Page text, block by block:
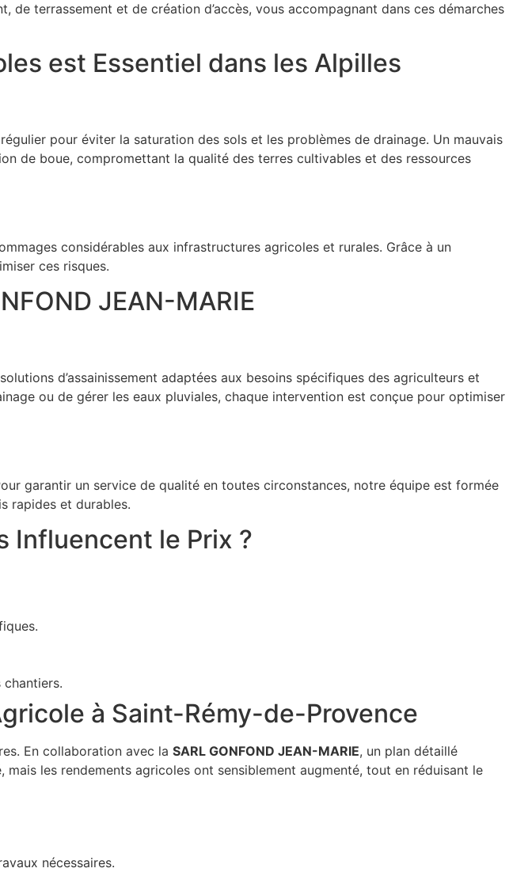
terrassement et de création d’accès, vous accompagnant dans ces démarches
est Essentiel dans les Alpilles
pour éviter la saturation des sols et les problèmes de drainage. Un mauvais
de boue, compromettant la qualité des terres cultivables et des ressources
considérables aux infrastructures agricoles et rurales. Grâce à un
ces risques.
JEAN-MARIE
d’assainissement adaptées aux besoins spécifiques des agriculteurs et
ou de gérer les eaux pluviales, chaque intervention est conçue pour optimiser
garantir un service de qualité en toutes circonstances, notre équipe est formée
rapides et durables.
Influencent le Prix ?
à Saint-Rémy-de-Provence
En collaboration avec la SARL GONFOND JEAN-MARIE, un plan détaillé
les rendements agricoles ont sensiblement augmenté, tout en réduisant le
nécessaires.